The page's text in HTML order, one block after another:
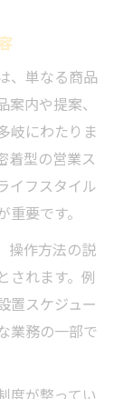
、単なる商品
内や提案、
岐にわたりま
着型の営業ス
イフスタイル
要です。
操作方法の説
されます。例
置スケジュー
業務の一部で